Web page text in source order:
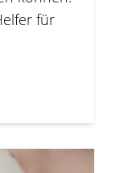
für